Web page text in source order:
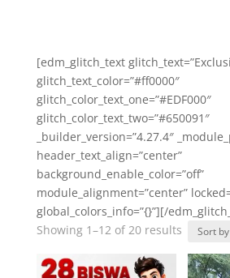
[edm_glitch_text
glitch_text_color=”#ff0000″
glitch_color_text_one=”#EDF000″
glitch_color_text_two=”#650091″
_builder_version=”4.27.4″
header_text_align=”center”
background_enable_color=”off”
module_alignment=”center”
global_colors_info=”{}”][/
Showing 1–12 of 20 resultsSorted
latest